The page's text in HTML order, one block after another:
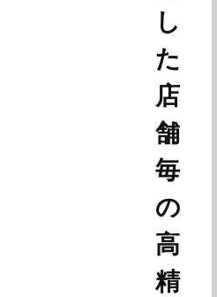
し
た
店
舗
毎
の
高
精